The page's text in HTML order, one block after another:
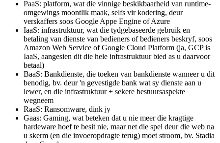
SaaS: sagteware, lisensies word nooit ten volle verkoop nie,
maar slegs gehuur, bv. wanneer u enige produk met 'n plan
gebruik
PaaS: platform, wat die vinnige beskikbaarheid van runtime-
omgewings moontlik maak, selfs vir kodering, deur
verskaffers soos Google Appe Engine of Azure
IaaS: infrastruktuur, wat die tydgebaseerde gebruik en
betaling van dienste van bedieners of bedieners beskryf, soos
Amazon Web Service of Google Cloud Platform (ja, GCP is
IaaS, aangesien dit die hele infrastruktuur bied as u daarvoor
betaal)
BaaS: Bankdienste, die toeken van bankdienste wanneer u dit
benodig, bv. deur 'n gevestigde bank wat sy dienste aan u
lewer, en die infrastruktuur + sekere bestuursaspekte
wegneem
RaaS: Ransomware, dink jy